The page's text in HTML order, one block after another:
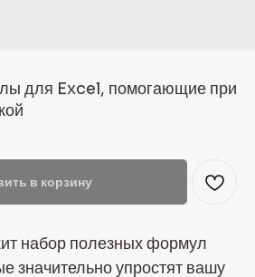
для Excel, помогающие при
в корзину
набор полезных формул
значительно упростят вашу